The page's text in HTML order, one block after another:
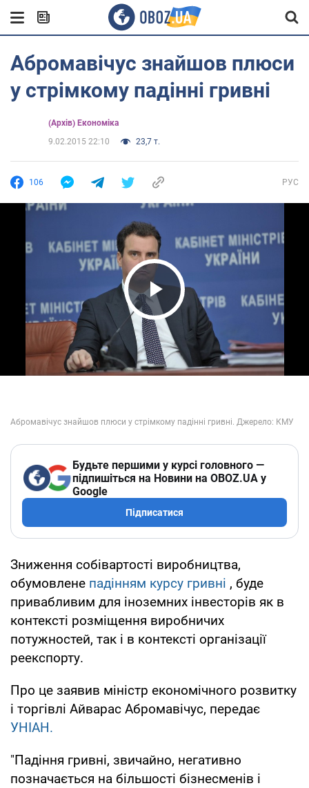
Абромавічус знайшов плюси
у стрімкому падінні гривні
(Архів) Економіка
9.02.2015 22:10
23,7 т.
106 РУС
Play Video
Будьте першими у курсі головного —
підпишіться на Новини на OBOZ.UA у
Google
Підписатися
Зниження собівартості виробництва,
обумовлене падінням курсу гривні , буде
привабливим для іноземних інвесторів як в
контексті розміщення виробничих
потужностей, так і в контексті організації
реекспорту.
Про це заявив міністр економічного розвитку
і торгівлі Айварас Абромавічус, передає
УНІАН.
"Падіння гривні, звичайно, негативно
позначається на більшості бізнесменів і